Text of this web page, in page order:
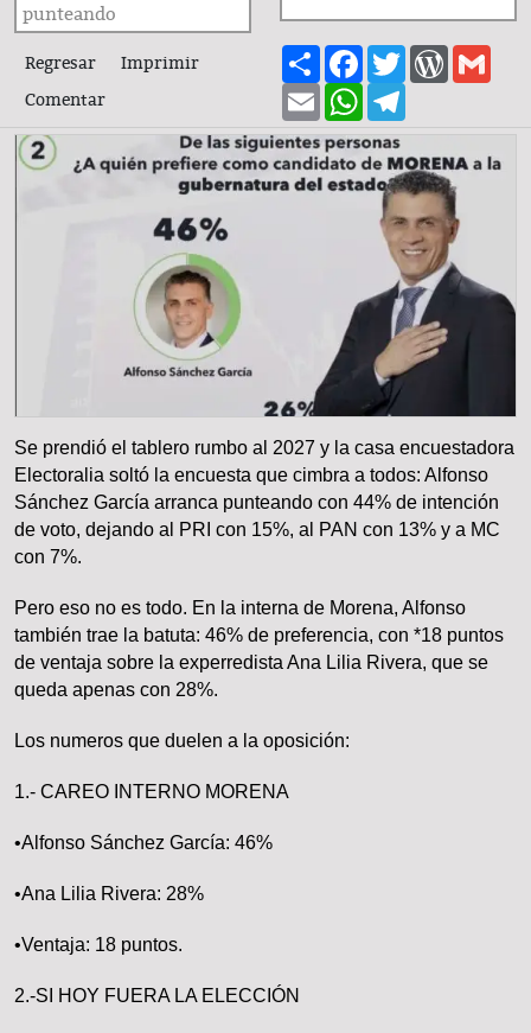
punteando
Regresar
Imprimir
Comentar
ShareFacebook
Twitter
EmailWhatsApp
Se prendió el tablero rumbo al 2027 y la casa encuestadora
Electoralia soltó la encuesta que cimbra a todos: Alfonso
Sánchez García arranca punteando con 44% de intención
de voto, dejando al PRI con 15%, al PAN con 13% y a MC
con 7%.
Pero eso no es todo. En la interna de Morena, Alfonso
también trae la batuta: 46% de preferencia, con *18 puntos
de ventaja sobre la experredista Ana Lilia Rivera, que se
queda apenas con 28%.
Los numeros que duelen a la oposición:
1.- CAREO INTERNO MORENA
•Alfonso Sánchez García: 46%
•Ana Lilia Rivera: 28%
•Ventaja: 18 puntos.
2.-SI HOY FUERA LA ELECCIÓN